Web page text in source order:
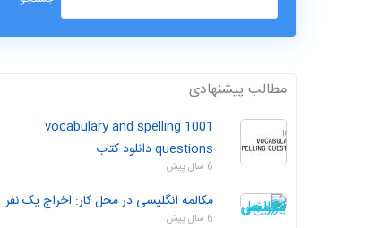
مطالب پیشنهادی
1001 vocabulary and spelling
questions دانلود کتاب
6 سال پیش
مکالمه انگلیسی در محل کار: اخراج یک نفر
6 سال پیش